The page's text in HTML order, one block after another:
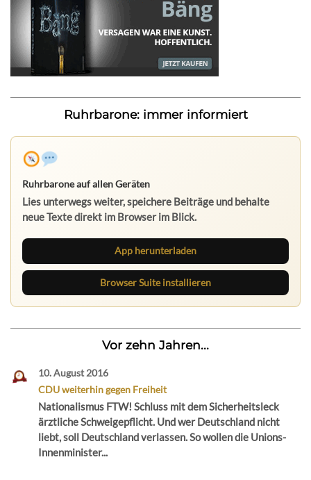
Ruhrbarone: immer informiert
Ruhrbarone auf allen Geräten
Lies unterwegs weiter, speichere Beiträge und behalte
neue Texte direkt im Browser im Blick.
App herunterladen
Browser Suite installieren
Vor zehn Jahren...
10. August 2016
CDU weiterhin gegen Freiheit
Nationalismus FTW! Schluss mit dem Sicherheitsleck
ärztliche Schweigepflicht. Und wer Deutschland nicht
liebt, soll Deutschland verlassen. So wollen die Unions-
Innenminister...